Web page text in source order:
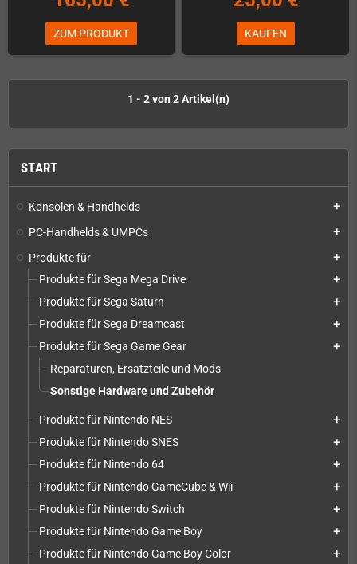
START
Konsolen & Handhelds add
PC-Handhelds & UMPCs add
Produkte für add
Produkte für Sega Mega Drive add
Produkte für Sega Saturn add
Produkte für Sega Dreamcast add
Produkte für Sega Game Gear add
Reparaturen, Ersatzteile und Mods
Sonstige Hardware und Zubehör
Produkte für Nintendo NES add
Produkte für Nintendo SNES add
Produkte für Nintendo 64 add
Produkte für Nintendo GameCube & Wii add
Produkte für Nintendo Switch add
Produkte für Nintendo Game Boy add
Produkte für Nintendo Game Boy Color add
ZUM PRODUKT KAUFEN
1 - 2 von 2 Artikel(n)